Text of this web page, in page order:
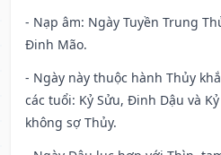
- Nạp âm: Ngày Tuyền Trung
Đinh Mão.
- Ngày này thuộc hành Thủy
các tuổi: Kỷ Sửu, Đinh Dậu và
không sợ Thủy.